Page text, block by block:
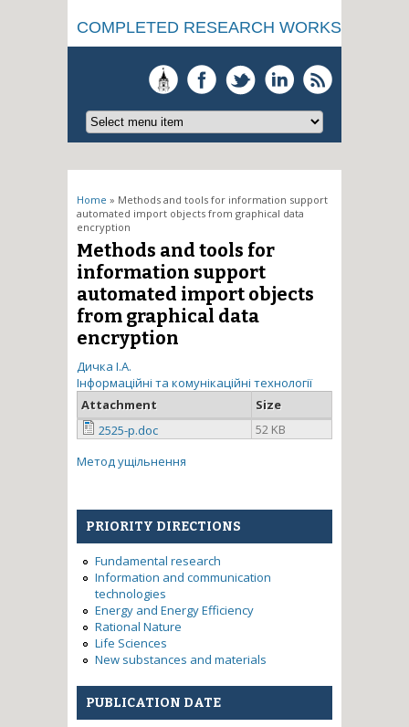
COMPLETED RESEARCH WORKS
You are here
Home » Methods and tools for information support
automated import objects from graphical data
encryption
Methods and tools for
information support
automated import objects
from graphical data
encryption
Дичка І.А.
Інформаційні та комунікаційні технології
Attachment
Size
2525-p.doc
52 KB
Метод ущільнення
PRIORITY DIRECTIONS
Fundamental research
Information and communication
technologies
Energy and Energy Efficiency
Rational Nature
Life Sciences
New substances and materials
PUBLICATION DATE